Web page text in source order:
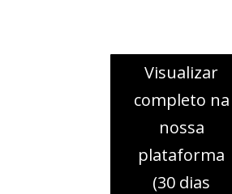
Visualizar
completo na
nossa
plataforma
(30 dias